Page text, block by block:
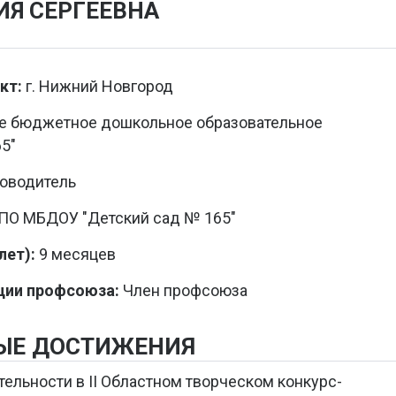
СЕРГЕЕВНА
г. Нижний Новгород
бюджетное дошкольное образовательное
МБДОУ "Детский сад № 165"
9 месяцев
профсоюза: Член профсоюза
ДОСТИЖЕНИЯ
в II Областном творческом конкурс-